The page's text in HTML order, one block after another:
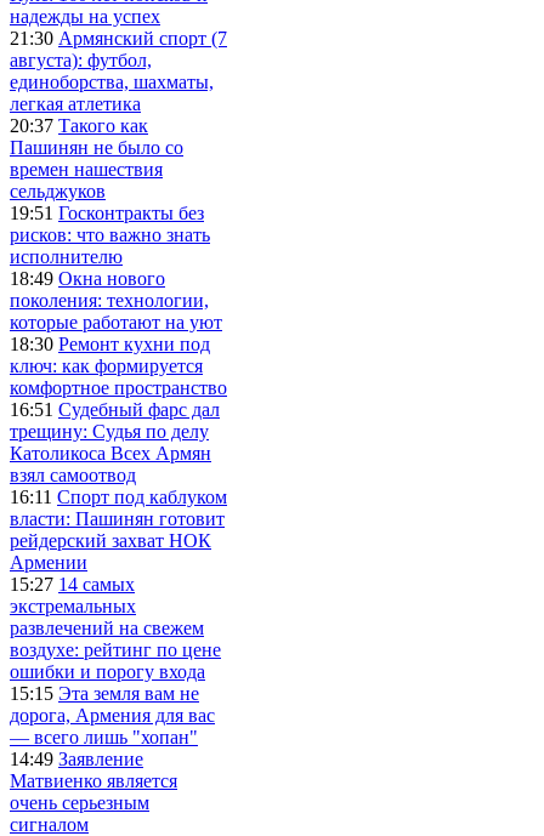
надежды на успех
21:30 Армянский спорт (7
августа): футбол,
единоборства, шахматы,
легкая атлетика
20:37 Такого как
Пашинян не было со
времен нашествия
сельджуков
19:51 Госконтракты без
рисков: что важно знать
исполнителю
18:49 Окна нового
поколения: технологии,
которые работают на уют
18:30 Ремонт кухни под
ключ: как формируется
комфортное пространство
16:51 Судебный фарс дал
трещину: Судья по делу
Католикоса Всех Армян
взял самоотвод
16:11 Спорт под каблуком
власти: Пашинян готовит
рейдерский захват НОК
Армении
15:27 14 самых
экстремальных
развлечений на свежем
воздухе: рейтинг по цене
ошибки и порогу входа
15:15 Эта земля вам не
дорога, Армения для вас
— всего лишь "хопан"
14:49 Заявление
Матвиенко является
очень серьезным
сигналом